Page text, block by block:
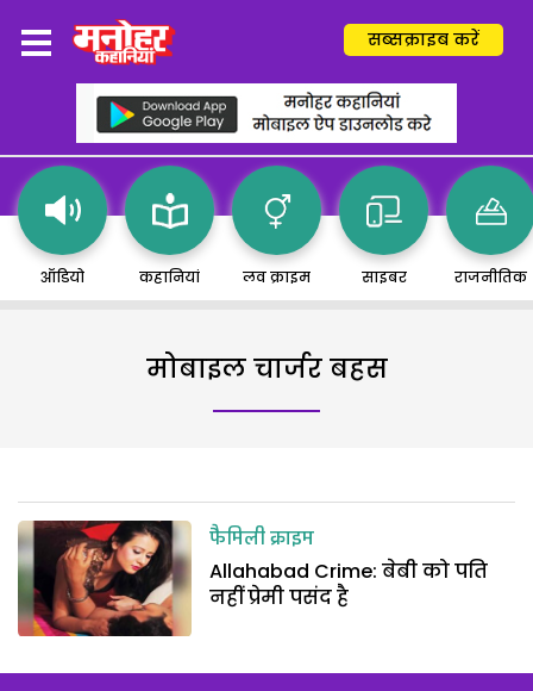
सब्सक्राइब करें
ऑडियो कहानियां लव क्राइम साइबर राजनीतिक
मोबाइल चार्जर बहस
फैमिली क्राइम
Allahabad Crime: बेबी को पति
नहीं प्रेमी पसंद है